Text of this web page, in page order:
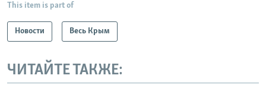
This item is part of
Новости Весь Крым
ЧИТАЙТЕ ТАКЖЕ: